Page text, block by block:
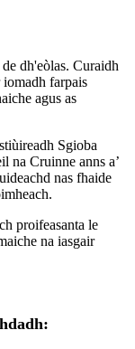
dh'eòlas. Curaidh
farpais
agus as
Sgioba
na Cruinne anns a’
nas fhaide
proifeasanta le
na iasgair